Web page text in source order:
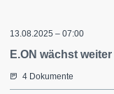
13.08.2025 – 07:00
E.ON wächst
4 Dokumente